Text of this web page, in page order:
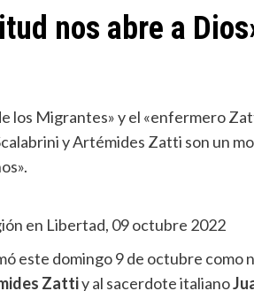
nos abre a
y Artémides Zatti son un
en Libertad, 09 octubre 2022
este domingo 9 de octubre como
Zattiy al sacerdote italiano